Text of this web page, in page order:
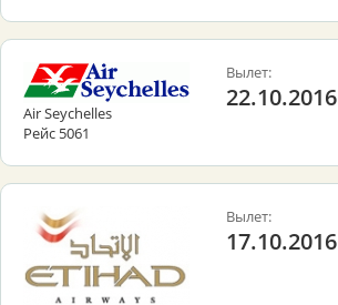
Air Seychelles
Рейс 5061
Вылет:
22.10.2016
Вылет:
17.10.2016